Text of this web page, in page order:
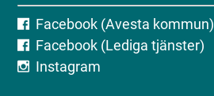
Facebook (Avesta kommun)
Facebook (Lediga tjänster)
Instagram